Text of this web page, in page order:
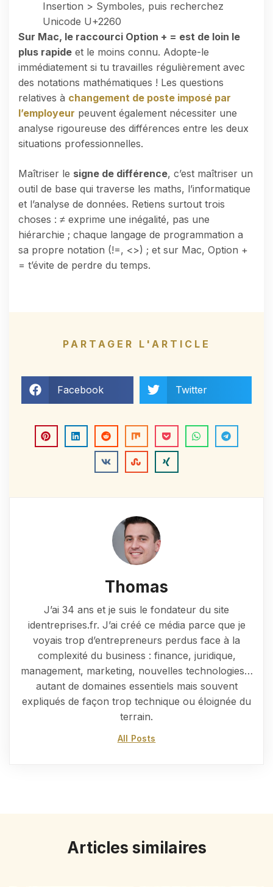
Insertion > Symboles, puis recherchez
Unicode U+2260
Sur Mac, le raccourci Option + = est de loin le
plus rapide et le moins connu. Adopte-le
immédiatement si tu travailles régulièrement avec
des notations mathématiques ! Les questions
relatives à changement de poste imposé par
l’employeur peuvent également nécessiter une
analyse rigoureuse des différences entre les deux
situations professionnelles.
Maîtriser le signe de différence, c’est maîtriser un
outil de base qui traverse les maths, l’informatique
et l’analyse de données. Retiens surtout trois
choses : ≠ exprime une inégalité, pas une
hiérarchie ; chaque langage de programmation a
sa propre notation (!=, <>) ; et sur Mac, Option +
= t’évite de perdre du temps.
PARTAGER L'ARTICLE
Facebook Twitter
Thomas
J’ai 34 ans et je suis le fondateur du site
identreprises.fr. J’ai créé ce média parce que je
voyais trop d’entrepreneurs perdus face à la
complexité du business : finance, juridique,
management, marketing, nouvelles technologies…
autant de domaines essentiels mais souvent
expliqués de façon trop technique ou éloignée du
terrain.
All Posts
Articles similaires